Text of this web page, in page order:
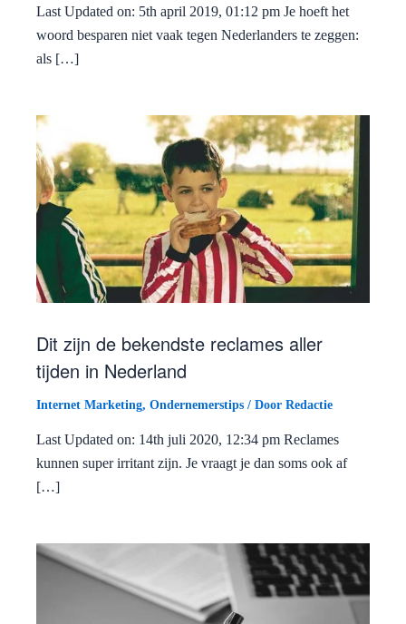
Last Updated on: 5th april 2019, 01:12 pm Je hoeft het
woord besparen niet vaak tegen Nederlanders te zeggen:
als […]
Dit zijn de bekendste reclames aller
tijden in Nederland
Internet Marketing, Ondernemerstips / Door Redactie
Last Updated on: 14th juli 2020, 12:34 pm Reclames
kunnen super irritant zijn. Je vraagt je dan soms ook af
[…]